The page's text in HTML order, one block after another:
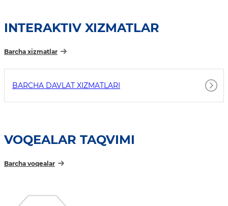
INTERAKTIV XIZMATLAR
Barcha xizmatlar
BARCHA DAVLAT XIZMATLARI
VOQEALAR TAQVIMI
Barcha voqealar